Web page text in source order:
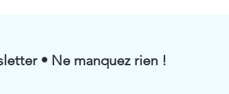
• Ne manquez rien !